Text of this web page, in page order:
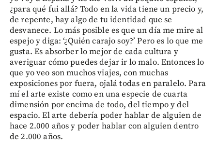
¿para qué fui allá? Todo en la vida tiene un precio y,
de repente, hay algo de tu identidad que se
desvanece. Lo más posible es que un día me mire al
espejo y diga: ‘¿Quién carajo soy?’ Pero es lo que me
gusta. Es absorber lo mejor de cada cultura y
averiguar cómo puedes dejar ir lo malo. Entonces lo
que yo veo son muchos viajes, con muchas
exposiciones por fuera, ojalá todas en paralelo. Para
mí el arte existe como en una especie de cuarta
dimensión por encima de todo, del tiempo y del
espacio. El arte debería poder hablar de alguien de
hace 2.000 años y poder hablar con alguien dentro
de 2.000 años.